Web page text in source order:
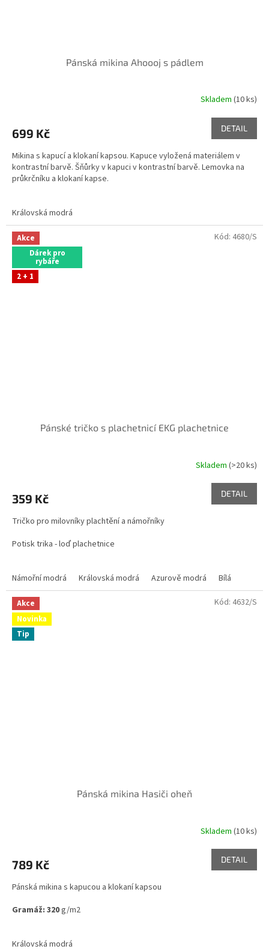
Pánská mikina Ahoooj s pádlem
Skladem (10 ks)
699 Kč DETAIL
Mikina s kapucí a klokaní kapsou. Kapuce vyložená materiálem v
kontrastní barvě. Šňůrky v kapuci v kontrastní barvě. Lemovka na
průkrčníku a klokaní kapse.
Královská modrá
Akce
Dárek pro
rybáře
2 + 1
Pánské tričko s plachetnicí EKG plachetnice
Skladem (>20 ks)
359 Kč DETAIL
Tričko pro milovníky plachtění a námořníky
Potisk trika - loď plachetnice
Námořní modrá Královská modrá Azurově modrá Bílá
Kód: 4680/S
Akce
Novinka
Tip
Pánská mikina Hasiči oheň
Skladem (10 ks)
789 Kč DETAIL
Pánská mikina s kapucou a klokaní kapsou
Gramáž: 320g/m2
Královská modrá
Kód: 4632/S